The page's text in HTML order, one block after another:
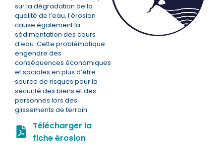
sur la dégradation de la
qualité de l’eau, l’érosion
cause également la
sédimentation des cours
d’eau. Cette problématique
engendre des
conséquences économiques
et sociales en plus d’être
source de risques pour la
sécurité des biens et des
personnes lors des
glissements de terrain.
Télécharger la
fiche érosion